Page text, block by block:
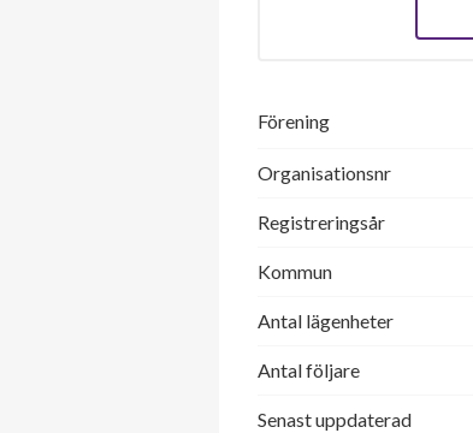
Förening
Organisationsnr
Registreringsår
Kommun
Antal lägenheter
Antal följare
Senast uppdaterad